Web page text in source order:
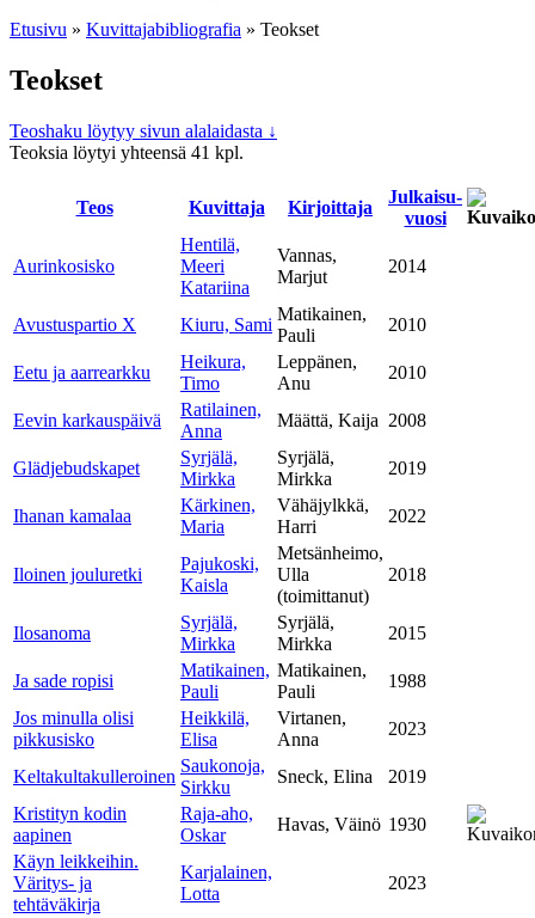
Etusivu » Kuvittaja­bibliografia » Teokset
Teokset
Teoshaku löytyy sivun alalaidasta ↓
Teoksia löytyi yhteensä 41 kpl.
Teos Kuvitta­ja Kirjoitta­ja
Julkaisu­
vuosi
Aurinkosisko
Hentilä,
Meeri
Katariina
Vannas,
Marjut
2014
Avustuspartio X Kiuru, Sami
Matikainen,
Pauli
2010
Eetu ja aarrearkku
Heikura,
Timo
Leppänen,
Anu
2010
Eevin karkauspäivä
Ratilainen,
Anna
Määttä, Kaija 2008
Glädjebudskapet
Syrjälä,
Mirkka
Syrjälä,
Mirkka
2019
Ihanan kamalaa
Kärkinen,
Maria
Vähäjylkkä,
Harri
2022
Iloinen jouluretki
Pajukoski,
Kaisla
Metsänheimo,
Ulla
(toimittanut)
2018
Ilosanoma
Syrjälä,
Mirkka
Syrjälä,
Mirkka
2015
Ja sade ropisi
Matikainen,
Pauli
Matikainen,
Pauli
1988
Jos minulla olisi
pikkusisko
Heikkilä,
Elisa
Virtanen,
Anna
2023
Keltakultakulleroinen
Saukonoja,
Sirkku
Sneck, Elina
2019
Kristityn kodin
aapinen
Raja-aho,
Oskar
Havas, Väinö 1930
Käyn leikkeihin.
Väritys- ja
tehtäväkirja
Karjalainen,
Lotta
2023